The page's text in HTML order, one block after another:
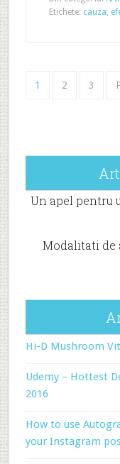
Etichete: cauza
1 2 3
Un apel
Modalitati de
Hi-D Mushroom
Udemy – Hottest
2016
How to use
your Instagram